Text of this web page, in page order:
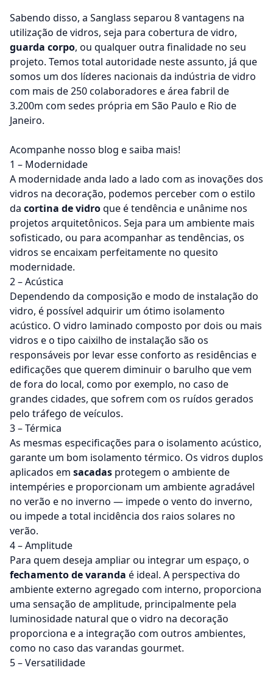
Sabendo disso, a Sanglass separou 8 vantagens na
utilização de vidros, seja para cobertura de vidro,
guarda corpo, ou qualquer outra finalidade no seu
projeto. Temos total autoridade neste assunto, já que
somos um dos líderes nacionais da indústria de vidro
com mais de 250 colaboradores e área fabril de
3.200m com sedes própria em São Paulo e Rio de
Janeiro.
Acompanhe nosso blog e saiba mais!
1 – Modernidade
A modernidade anda lado a lado com as inovações dos
vidros na decoração, podemos perceber com o estilo
da cortina de vidroque é tendência e unânime nos
projetos arquitetônicos. Seja para um ambiente mais
sofisticado, ou para acompanhar as tendências, os
vidros se encaixam perfeitamente no quesito
modernidade.
2 – Acústica
Dependendo da composição e modo de instalação do
vidro, é possível adquirir um ótimo isolamento
acústico. O vidro laminado composto por dois ou mais
vidros e o tipo caixilho de instalação são os
responsáveis por levar esse conforto as residências e
edificações que querem diminuir o barulho que vem
de fora do local, como por exemplo, no caso de
grandes cidades, que sofrem com os ruídos gerados
pelo tráfego de veículos.
3 – Térmica
As mesmas especificações para o isolamento acústico,
garante um bom isolamento térmico. Os vidros duplos
aplicados em sacadas protegem o ambiente de
intempéries e proporcionam um ambiente agradável
no verão e no inverno — impede o vento do inverno,
ou impede a total incidência dos raios solares no
verão.
4 – Amplitude
Para quem deseja ampliar ou integrar um espaço, o
fechamento de varanda é ideal. A perspectiva do
ambiente externo agregado com interno, proporciona
uma sensação de amplitude, principalmente pela
luminosidade natural que o vidro na decoração
proporciona e a integração com outros ambientes,
como no caso das varandas gourmet.
5 – Versatilidade